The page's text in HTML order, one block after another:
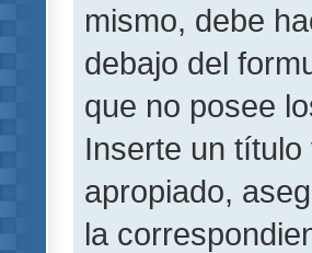
mismo, debe
debajo del
que no posee
Inserte un
apropiado,
la